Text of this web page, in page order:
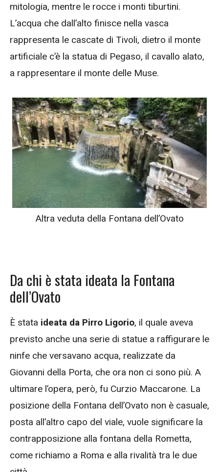
mitologia, mentre le rocce i monti tiburtini.
L’acqua che dall’alto finisce nella vasca
rappresenta le cascate di Tivoli, dietro il monte
artificiale c’è la statua di Pegaso, il cavallo alato,
a rappresentare il monte delle Muse.
Altra veduta della Fontana dell’Ovato
Da chi è stata ideata la Fontana
dell’Ovato
È stata ideata da Pirro Ligorio, il quale aveva
previsto anche una serie di statue a raffigurare le
ninfe che versavano acqua, realizzate da
Giovanni della Porta, che ora non ci sono più. A
ultimare l’opera, però, fu Curzio Maccarone. La
posizione della Fontana dell’Ovato non è casuale,
posta all’altro capo del viale, vuole significare la
contrapposizione alla fontana della Rometta,
come richiamo a Roma e alla rivalità tra le due